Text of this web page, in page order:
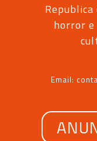
horror e
Email: